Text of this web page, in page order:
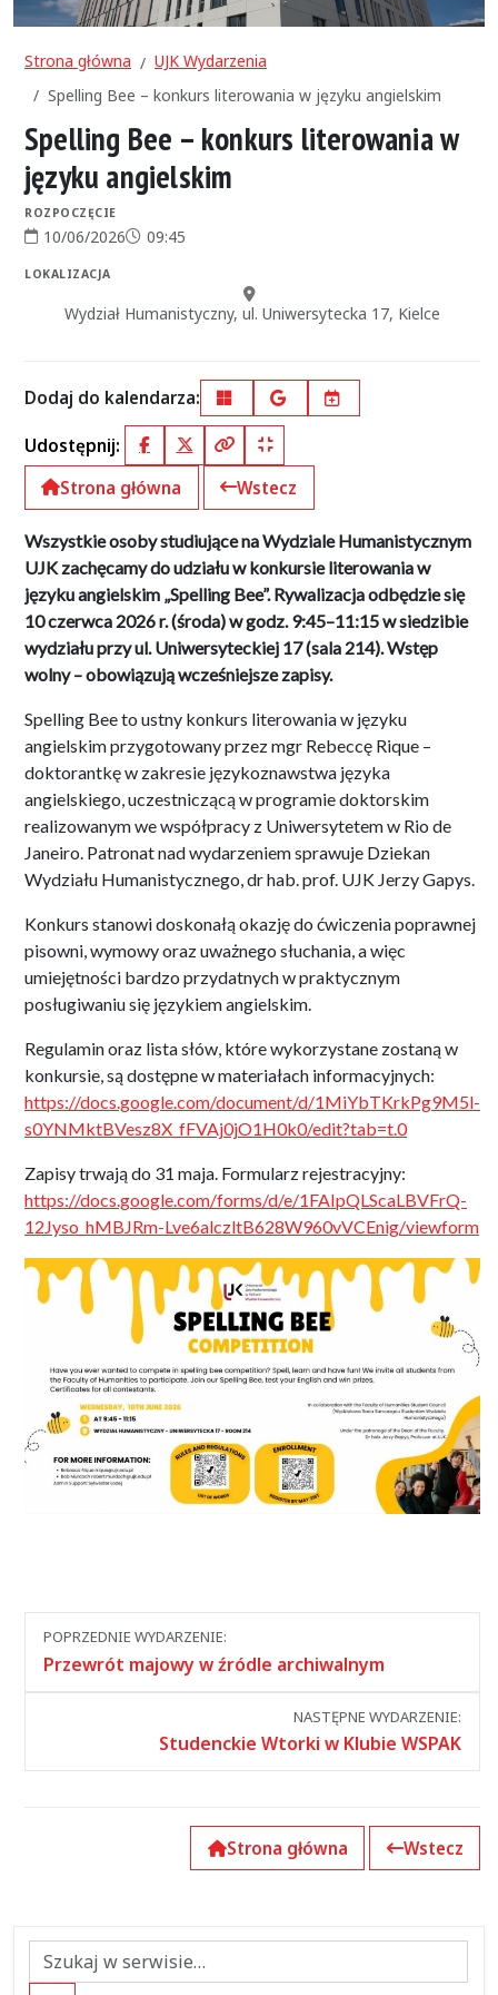
Strona główna
UJK Wydarzenia
Spelling Bee – konkurs literowania w języku angielskim
Spelling Bee – konkurs literowania w
języku angielskim
ROZPOCZĘCIE
Data rozpoczęcia:
10/06/2026Godzina rozpoczęcia:
09:45
LOKALIZACJA
Miejsce:
Wydział Humanistyczny, ul. Uniwersytecka 17, Kielce
Dodaj do kalendarza: OutlookGoogle Calendar
iCal
Udostępnij:
FacebookX (Twitter)
Kopiuj pełny link
Kopiuj krótki link
Strona główna
Wstecz
Wszystkie osoby studiujące na Wydziale Humanistycznym
UJK zachęcamy do udziału w konkursie literowania w
języku angielskim „Spelling Bee”. Rywalizacja odbędzie się
10 czerwca 2026 r. (środa) w godz. 9:45–11:15 w siedzibie
wydziału przy ul. Uniwersyteckiej 17 (sala 214). Wstęp
wolny – obowiązują wcześniejsze zapisy.
Spelling Bee to ustny konkurs literowania w języku
angielskim przygotowany przez mgr Rebeccę Rique –
doktorantkę w zakresie językoznawstwa języka
angielskiego, uczestniczącą w programie doktorskim
realizowanym we współpracy z Uniwersytetem w Rio de
Janeiro. Patronat nad wydarzeniem sprawuje Dziekan
Wydziału Humanistycznego, dr hab. prof. UJK Jerzy Gapys.
Konkurs stanowi doskonałą okazję do ćwiczenia poprawnej
pisowni, wymowy oraz uważnego słuchania, a więc
umiejętności bardzo przydatnych w praktycznym
posługiwaniu się językiem angielskim.
Regulamin oraz lista słów, które wykorzystane zostaną w
konkursie, są dostępne w materiałach informacyjnych:
https://docs.google.com/document/d/1MiYbTKrkPg9M5l-
s0YNMktBVesz8X_fFVAj0jO1H0k0/edit?tab=t.0
Zapisy trwają do 31 maja. Formularz rejestracyjny:
https://docs.google.com/forms/d/e/1FAIpQLScaLBVFrQ-
12Jyso_hMBJRm-Lve6alczltB628W960vVCEnig/viewform
Nawigacja
między
POPRZEDNIE WYDARZENIE:
Przewrót majowy w źródle archiwalnym
NASTĘPNE WYDARZENIE:
Studenckie Wtorki w Klubie WSPAK
Strona główna Wstecz